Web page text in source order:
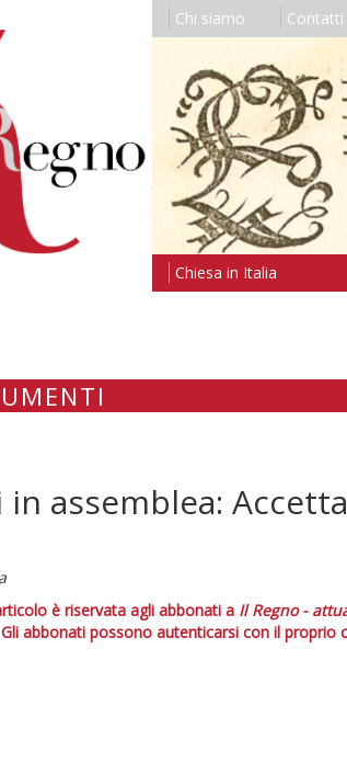
Chi siamo Contatti
Chiesa in Italia
assemblea:
è riservata agli abbonati a Il Regno -
Gli abbonati possono autenticarsi con il proprio